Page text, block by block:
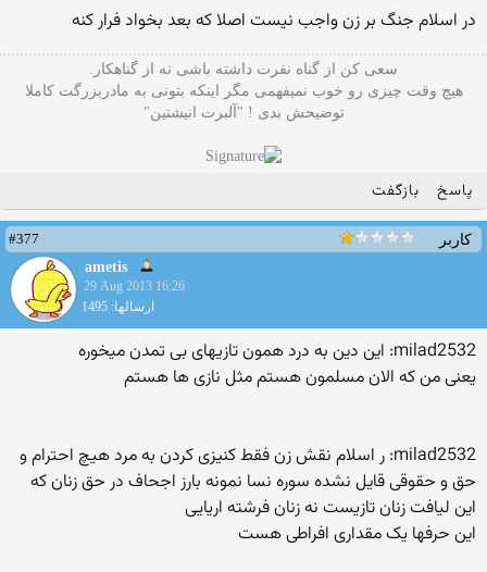
در اسلام جنگ بر زن واجب نیست اصلا که بعد بخواد فرار کنه
سعی کن از گناه نفرت داشته باشی نه از گناهکار.
هیچ وقت چیزی رو خوب نمیفهمی مگر اینکه بتونی به مادربزرگت کاملا
توضیحش بدی ! "آلبرت انیشتین"
پاسخ بازگفت
کاربر
#377
ametis
29 Aug 2013 16:26
ارسالها: 1495
milad2532: این دین به درد همون تازیهای بی تمدن میخوره
یعنی من که الان مسلمون هستم مثل نازی ها هستم
milad2532: ر اسلام نقش زن فقط کنیزی کردن به مرد هیچ احترام و
حق و حقوقی قایل نشده سوره نسا نمونه بارز اجحاف در حق زنان که
این لیافت زنان تازیست نه زنان فرشته اریایی
این حرفها یک مقداری افراطی هست